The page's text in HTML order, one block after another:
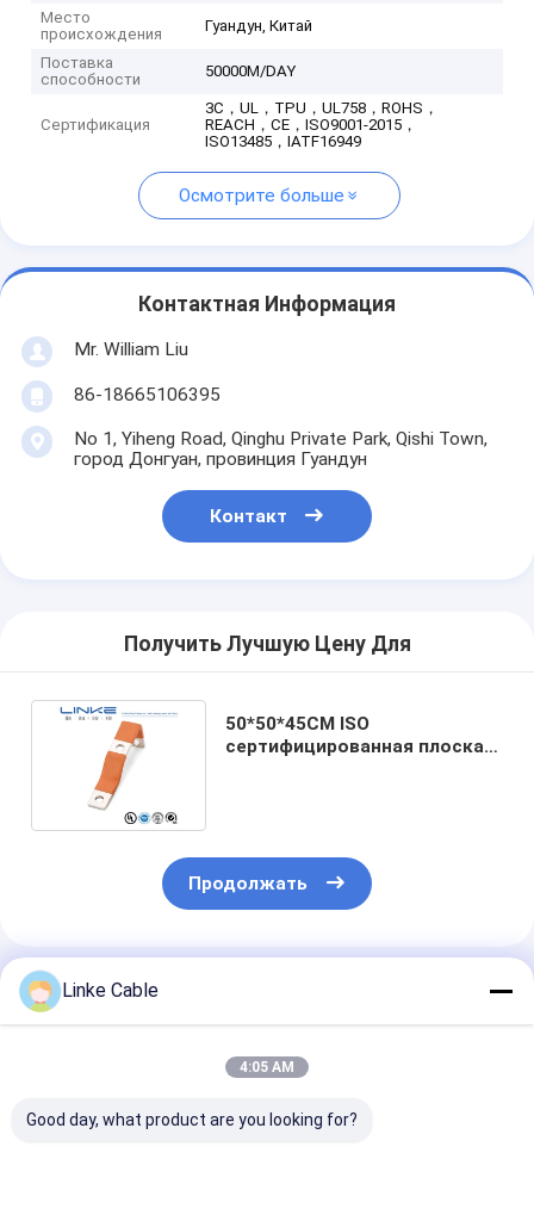
Место
происхождения
Гуандун, Китай
Поставка
способности
50000M/DAY
Сертификация
3C，UL，TPU，UL758，ROHS，
REACH，CE，ISO9001-2015，
ISO13485，IATF16949
Осмотрите больше
Контактная Информация
Mr. William Liu
86-18665106395
No 1, Yiheng Road, Qinghu Private Park, Qishi Town,
город Донгуан, провинция Гуандун
Контакт
Получить Лучшую Цену Для
50*50*45CM ISO
сертифицированная плоская
Продолжать
Порекомендованные Продукты
Linke Cable
4:05 AM
Good day, what product are you looking for?